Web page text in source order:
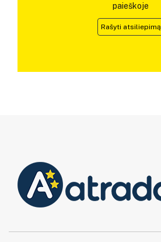
paieškoje
Rašyti atsiliepimą